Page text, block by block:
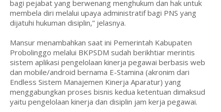
bagi pejabat yang berwenang menghukum dan hak untuk
membela diri melalui upaya administratif bagi PNS yang
dijatuhi hukuman disiplin,” jelasnya.
Mansur menambahkan saat ini Pemerintah Kabupaten
Probolinggo melalui BKPSDM sudah berikhtiar merintis
sistem aplikasi pengelolaan kinerja pegawai berbasis web
dan mobile/android bernama E-Stamina (akronim dari
Endless Sistem Manajemen Kinerja Aparatur) yang
menggabungkan proses bisnis kedua ketentuan dimaksud
yaitu pengelolaan kinerja dan disiplin jam kerja pegawai.